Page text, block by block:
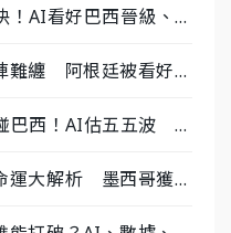
AI看好巴西晉級、數
難纏 阿根廷被看好下
巴西！AI估五五波 牛
運大解析 墨西哥獲數